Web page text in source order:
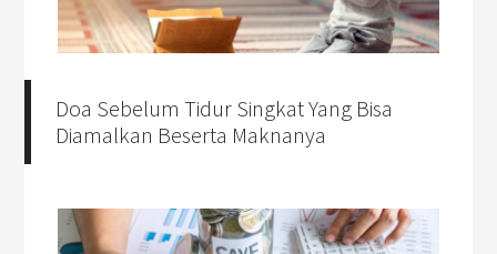
Doa Sebelum Tidur Singkat Yang Bisa
Diamalkan Beserta Maknanya